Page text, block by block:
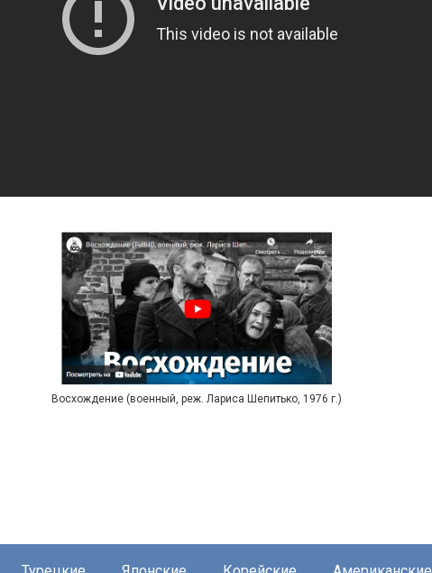
Восхождение (военный, реж. Лариса Шепитько, 1976 г.)